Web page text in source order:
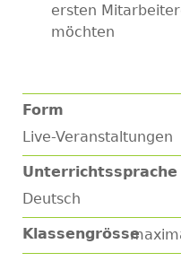
ersten
möchten
Form
Live-Veranstaltungen
Unterrichtssprache
Deutsch
Klassengrösse